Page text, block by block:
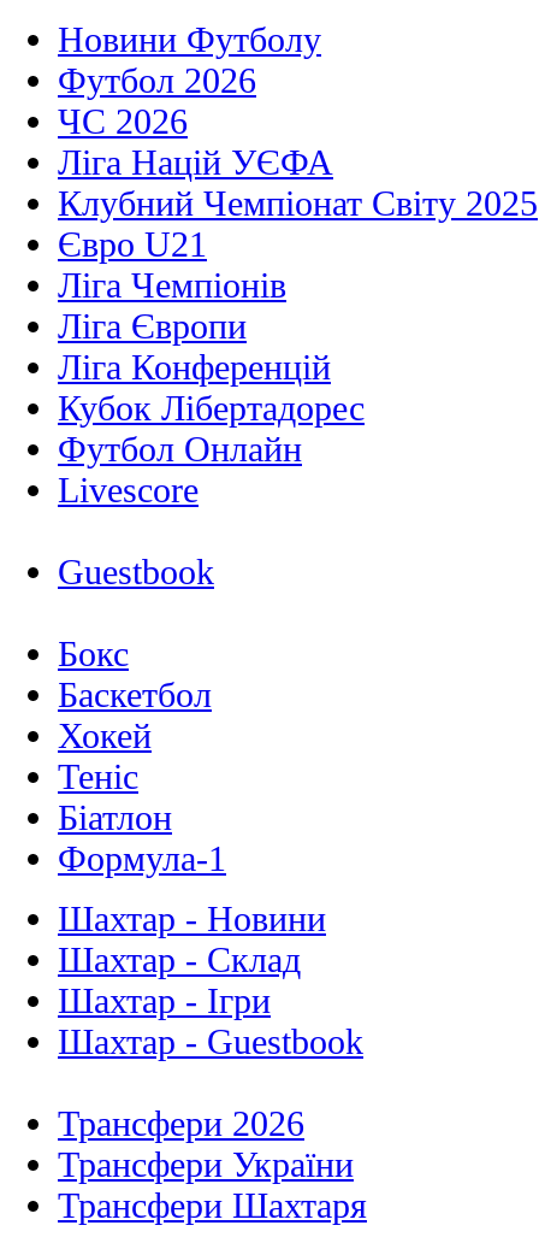
Новини Футболу
Футбол 2026
ЧС 2026
Ліга Націй УЄФА
Клубний Чемпіонат Світу 2025
Євро U21
Ліга Чемпіонів
Ліга Європи
Ліга Конференцій
Кубок Лібертадорес
Футбол Онлайн
Livescore
Guestbook
Бокс
Баскетбол
Хокей
Теніс
Біатлон
Формула-1
Шахтар - Новини
Шахтар - Склад
Шахтар - Ігри
Шахтар - Guestbook
Трансфери 2026
Трансфери України
Трансфери Шахтаря